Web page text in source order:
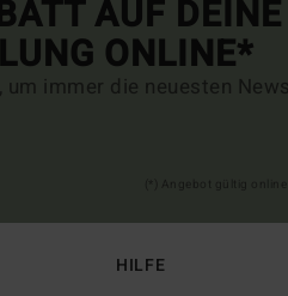
AUF
ONLINE*
um immer die neuesten
HILFE